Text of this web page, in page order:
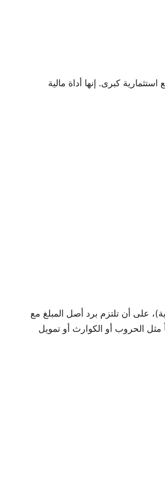
كبرى. إنها أداة مالية
على أن تلتزم برد أصل المبلغ مع
مثل الحروب أو الكوارث أو تمويل